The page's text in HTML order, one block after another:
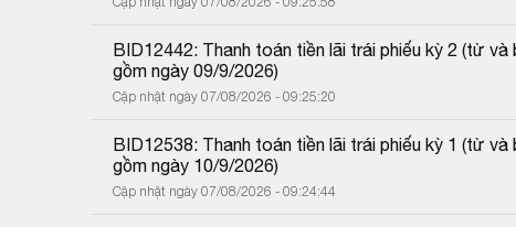
BID12442: Thanh toán tiền lãi trái phiếu kỳ 2 (từ
gồm ngày 09/9/2026)
Cập nhật ngày 07/08/2026 - 09:25:20
BID12538: Thanh toán tiền lãi trái phiếu kỳ 1 (từ
gồm ngày 10/9/2026)
Cập nhật ngày 07/08/2026 - 09:24:44